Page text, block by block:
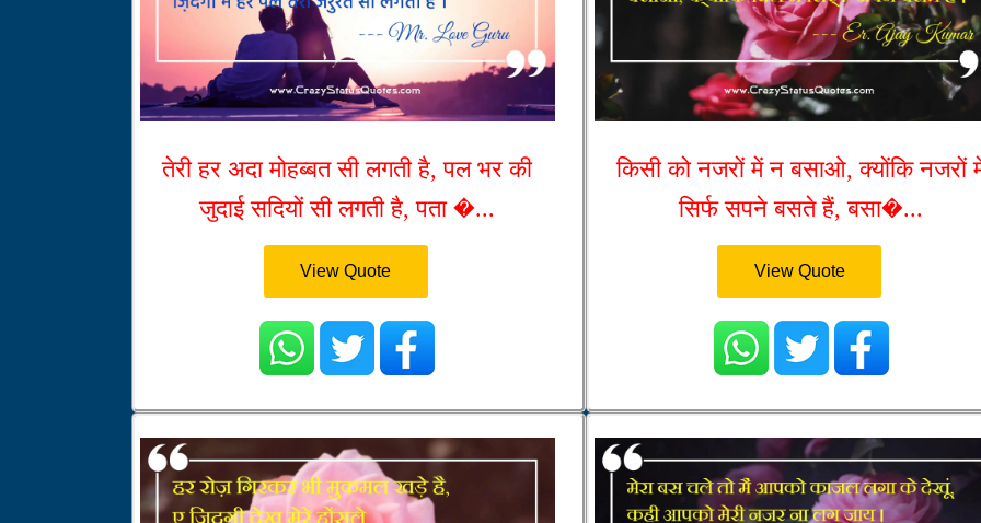
तेरी हर अदा मोहब्बत सी लगती है, पल भर की
जुदाई सदियों सी लगती है, पता �...
View Quote
किसी को नजरों में न बसाओ, क्योंकि नजरों
सिर्फ सपने बसते हैं, बसा�...
View Quote